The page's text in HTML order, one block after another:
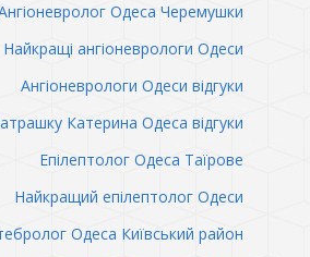
Одеса Черемушки
Найкращі ангіоневрологи Одеси
Ангіоневрологи Одеси відгуки
Катерина Одеса відгуки
Епілептолог Одеса Таїрове
Найкращий епілептолог Одеси
Одеса Київський район